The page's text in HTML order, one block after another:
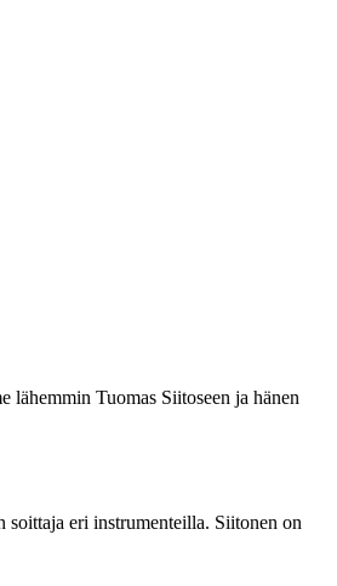
lähemmin Tuomas Siitoseen ja hänen
eri instrumenteilla. Siitonen on